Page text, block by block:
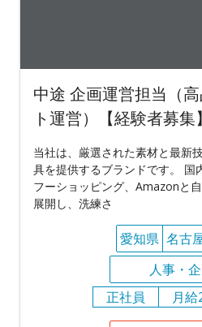
中途 企画運営担当（
ト運営）【経験者募集】
当社は、厳選された素材と最新
具を提供するブランドです。 国
フーショッピング、Amazonと
展開し、洗練さ
愛知県 名古
人事・
正社員
月給